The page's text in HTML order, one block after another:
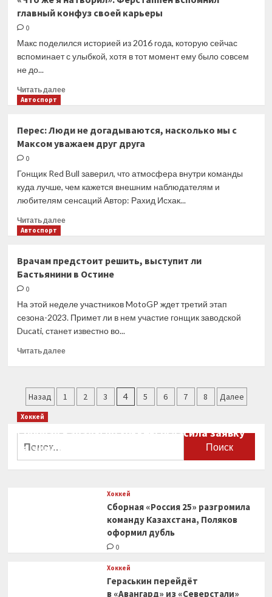
по
совету
на
главный конфуз своей карьеры
0
Макс поделился историей из 2016 года, которую сейчас
вспоминает с улыбкой, хотя в тот момент ему было совсем
не до...
Читать далееПрочитать
же
я
Ферстаппен
вспомнил
главный
конфуз
Автоспорт
Перес: Люди не догадываются, насколько мы с
Максом уважаем друг друга
0
Гонщик Red Bull заверил, что атмосфера внутри команды
куда лучше, чем кажется внешним наблюдателям и
любителям сенсаций Автор: Рахид Исхак...
Читать далееПрочитать
Люди
не
с
Максом
Автоспорт
Врачам предстоит решить, выступит ли
Бастьянини в Остине
0
На этой неделе участников MotoGP ждет третий этап
сезона-2023. Примет ли в нем участие гонщик заводской
Ducati, станет известно во...
Читать далееПрочитать
предстоит
решить,
Пагинация
записей
Назад 1 2 3 4 5 6 7 8 Далее
Хоккей
Сборная Канады по хоккею огласила заявку
на чемпионат мира
Хоккей
Сборная «Россия 25» разгромила
команду Казахстана, Поляков
оформил дубль
0
Хоккей
Гераськин перейдёт
в «Авангард» из «Северстали»